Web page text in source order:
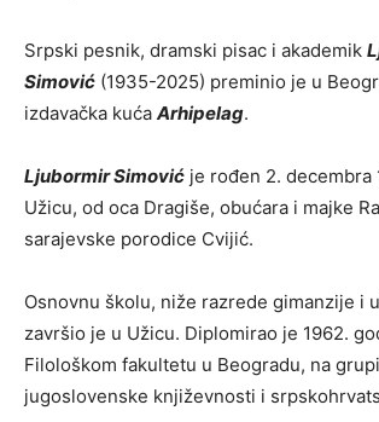
Srpski pesnik, dramski pisac i akademik
Simović (1935-2025) preminio je u
izdavačka kuća Arhipelag.
Ljubormir Simović je rođen 2. decembra
Užicu, od oca Dragiše, obućara i majke
sarajevske porodice Cvijić.
Osnovnu školu, niže razrede gimanzije i
završio je u Užicu. Diplomirao je 1962.
Filološkom fakultetu u Beogradu, na
jugoslovenske književnosti i